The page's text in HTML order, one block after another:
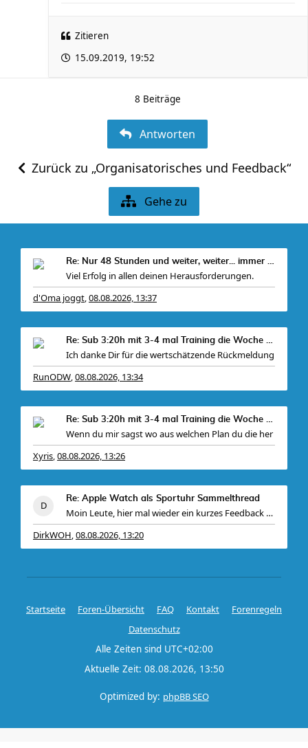
Zitieren
15.09.2019, 19:52
8 Beiträge
Antworten
Zurück zu „Organisatorisches und Feedback“
Gehe zu
Re: Nur 48 Stunden und weiter, weiter... immer wei
Viel Erfolg in allen deinen Herausforderungen.
d'Oma joggt,08.08.2026, 13:37
Re: Sub 3:20h mit 3-4 mal Training die Woche machb
Ich danke Dir für die wertschätzende Rückmeldung
RunODW,08.08.2026, 13:34
Re: Sub 3:20h mit 3-4 mal Training die Woche machb
Wenn du mir sagst wo aus welchen Plan du die her
Xyris,08.08.2026, 13:26
Re: Apple Watch als Sportuhr Sammelthread
Moin Leute, hier mal wieder ein kurzes Feedback vo
DirkWOH,08.08.2026, 13:20
Startseite Foren-Übersicht FAQ Kontakt
Forenregeln
Datenschutz
Alle Zeiten sind UTC+02:00
Aktuelle Zeit: 08.08.2026, 13:50
Optimized by: phpBB SEO